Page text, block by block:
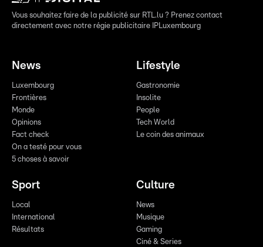
Vous souhaitez faire de la publicité sur RTL.lu ? Prenez contact
directement avec notre régie publicitaire IPLuxembourg
News
Luxembourg
Frontières
Monde
Opinions
Fact check
On a testé pour vous
5 choses à savoir
Lifestyle
Gastronomie
Insolite
People
Tech World
Le coin des animaux
Sport
Local
International
Résultats
Culture
News
Musique
Gaming
Ciné & Series